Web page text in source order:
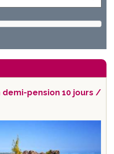
demi-pension 10 jours /